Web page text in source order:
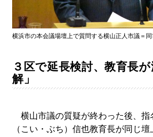
横浜市の本会議場壇上で質問する横山正人市議＝
３区で延長検討、教育長
解」
横山市議の質疑が終わった後、指
（こい・ぶち）信也教育長が同じ